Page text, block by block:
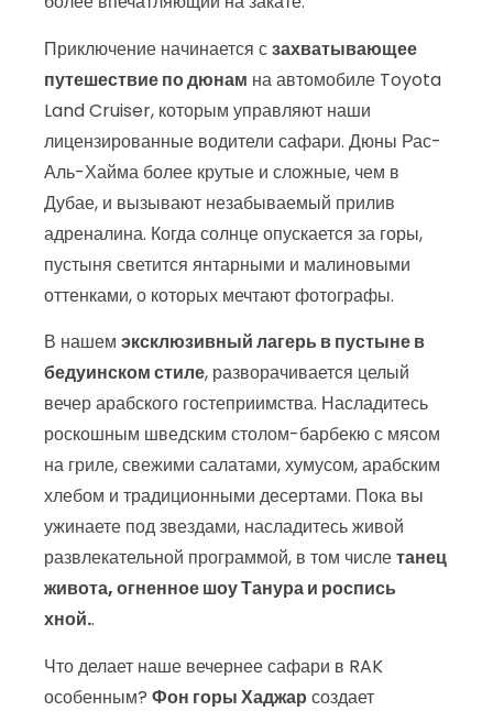
Приключение начинается сзахватывающее
путешествие по дюнам на автомобиле Toyota
Land Cruiser, которым управляют наши
лицензированные водители сафари. Дюны Рас-
Аль-Хайма более крутые и сложные, чем в
Дубае, и вызывают незабываемый прилив
адреналина. Когда солнце опускается за горы,
пустыня светится янтарными и малиновыми
оттенками, о которых мечтают фотографы.
В нашем эксклюзивный лагерь в пустыне в
бедуинском стиле, разворачивается целый
вечер арабского гостеприимства. Насладитесь
роскошным шведским столом-барбекю с мясом
на гриле, свежими салатами, хумусом, арабским
хлебом и традиционными десертами. Пока вы
ужинаете под звездами, насладитесь живой
развлекательной программой, в том числетанец
живота, огненное шоу Танура и роспись
хной..
Что делает наше вечернее сафари в RAK
особенным? Фон горы Хаджар создает